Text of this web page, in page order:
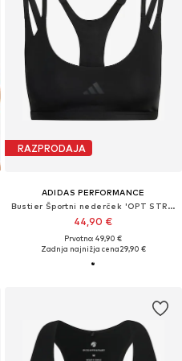
RAZPRODAJA
ADIDAS PERFORMANCE
Bustier Športni nederček 'OPT STRP LS BRA'
44,90 €
Prvotno: 49,90 €
Zadnja najnižja cena29,90 €